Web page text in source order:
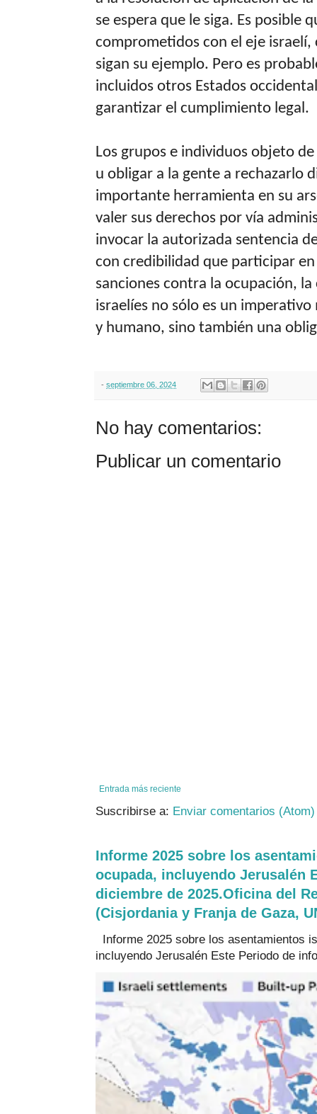
se espera que le siga. Es posible
comprometidos con el eje israelí,
sigan su ejemplo. Pero es
incluidos otros Estados
garantizar el cumplimiento legal.
Los grupos e individuos objeto
u obligar a la gente a rechazarlo
importante herramienta en su
valer sus derechos por vía
invocar la autorizada sentencia
con credibilidad que participar
sanciones contra la ocupación,
israelíes no sólo es un
y humano, sino también una
- septiembre 06, 2024
No hay comentarios:
Publicar un comentario
Entrada más reciente
Suscribirse a: Enviar comentarios (Atom)
Informe 2025 sobre los
ocupada, incluyendo Jerusalén
diciembre de 2025.Oficina del
(Cisjordania y Franja de Gaza,
Informe 2025 sobre los asentamientos
incluyendo Jerusalén Este Periodo de